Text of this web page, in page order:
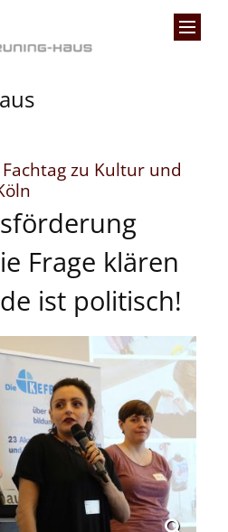
Fachtag zu Kultur und
Frage klären
ist politisch!